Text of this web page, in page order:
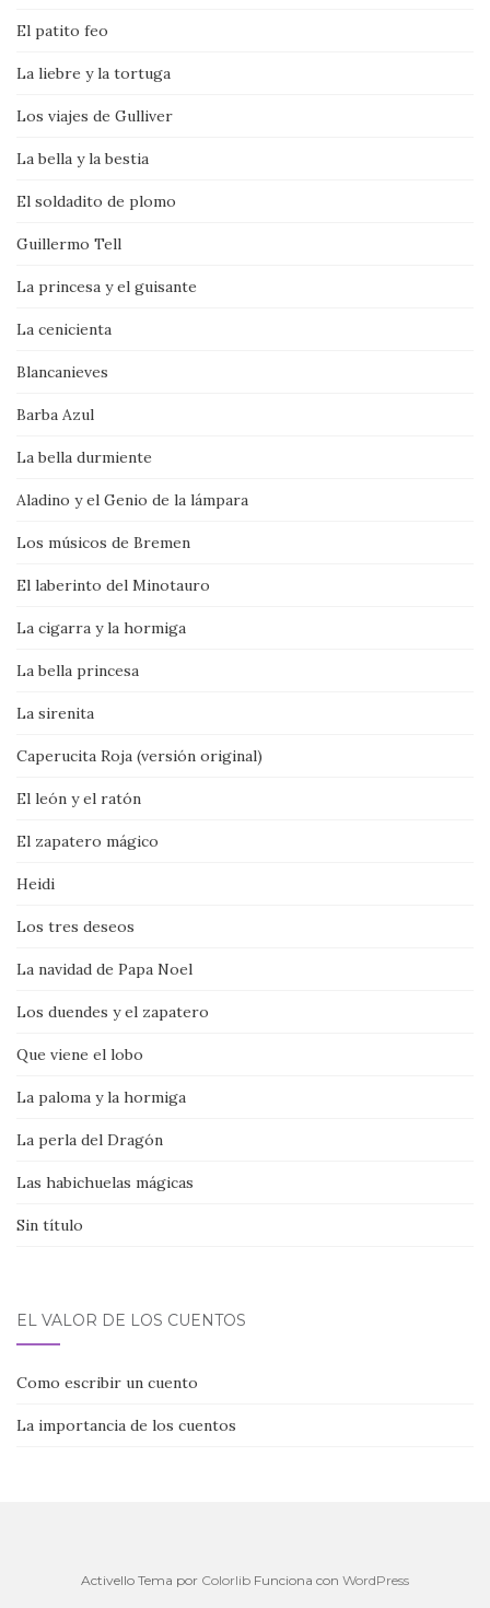
El patito feo
La liebre y la tortuga
Los viajes de Gulliver
La bella y la bestia
El soldadito de plomo
Guillermo Tell
La princesa y el guisante
La cenicienta
Blancanieves
Barba Azul
La bella durmiente
Aladino y el Genio de la lámpara
Los músicos de Bremen
El laberinto del Minotauro
La cigarra y la hormiga
La bella princesa
La sirenita
Caperucita Roja (versión original)
El león y el ratón
El zapatero mágico
Heidi
Los tres deseos
La navidad de Papa Noel
Los duendes y el zapatero
Que viene el lobo
La paloma y la hormiga
La perla del Dragón
Las habichuelas mágicas
Sin título
EL VALOR DE LOS CUENTOS
Como escribir un cuento
La importancia de los cuentos
Activello Tema por Colorlib Funciona con WordPress